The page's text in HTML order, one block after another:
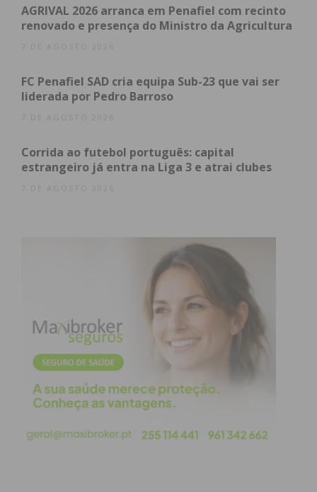
Uma estratégia para unir e transformar o
território
vai percorrer os 11 municípios, ajustando as
atividades às necessidades locais. Estão previstas
consultorias, concursos, iniciativas de networking e
atividades de capacitação contínua. Uma equipa
Na apresentação, André Magalhães, Presidente do
IET, destacou a relevância do projeto para o futuro
regional. “Queremos agregar uma rede de
cooperação e mobilizar todo o território em torno
da inovação social e do empreendedorismo de
impacto. Estas são matérias que muitas vezes são
descuradas, mas que têm o poder de transformar a
vida das comunidades. O território do Douro,
qualidade de vida e para a geração de emprego,
AGRIVAL 2026 arranca em Penafiel com recinto
renovado e presença do Ministro da Agricultura
7 DE AGOSTO 2026
FC Penafiel SAD cria equipa Sub-23 que vai ser
liderada por Pedro Barroso
7 DE AGOSTO 2026
Corrida ao futebol português: capital
estrangeiro já entra na Liga 3 e atrai clubes
7 DE AGOSTO 2026